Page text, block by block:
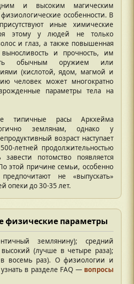
и высоким магическим
особенности. В
иные химические
этому у людей не только
и глаз, а также повышенная
и прочность, им
обычным оружием или
(кислотой, ядом, магмой и
человек может многократно
параметры тела на
типичные расы Аркхейма
землянам, однако у
возраст наступает
летней продолжительностью
потомство появляется
этой причине семьи, особенно
предпочитают не «выпускать»
опеки до 30-35 лет.
физические параметры
землянину); средний
(лучше в четыре раза);
восемь раз). О физиологии и
в разделе FAQ — вопросы